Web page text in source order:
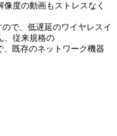
度の動画もストレスなく
で、低遅延のワイヤレスイ
、従来規格の
、既存のネットワーク機器